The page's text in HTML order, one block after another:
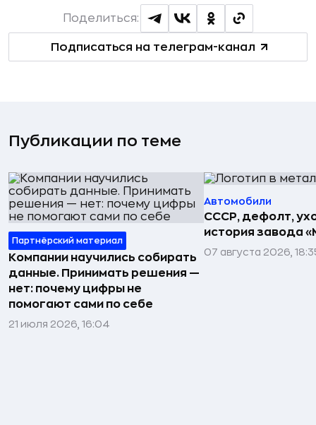
Подписаться на телеграм-канал
Поделиться:
Публикации по теме
Партнёрский материал
Компании научились собирать
данные. Принимать решения —
нет: почему цифры не
помогают сами по себе
21 июля 2026, 16:04
Автомобили
СССР, дефолт,
история завода
07 августа 2026,